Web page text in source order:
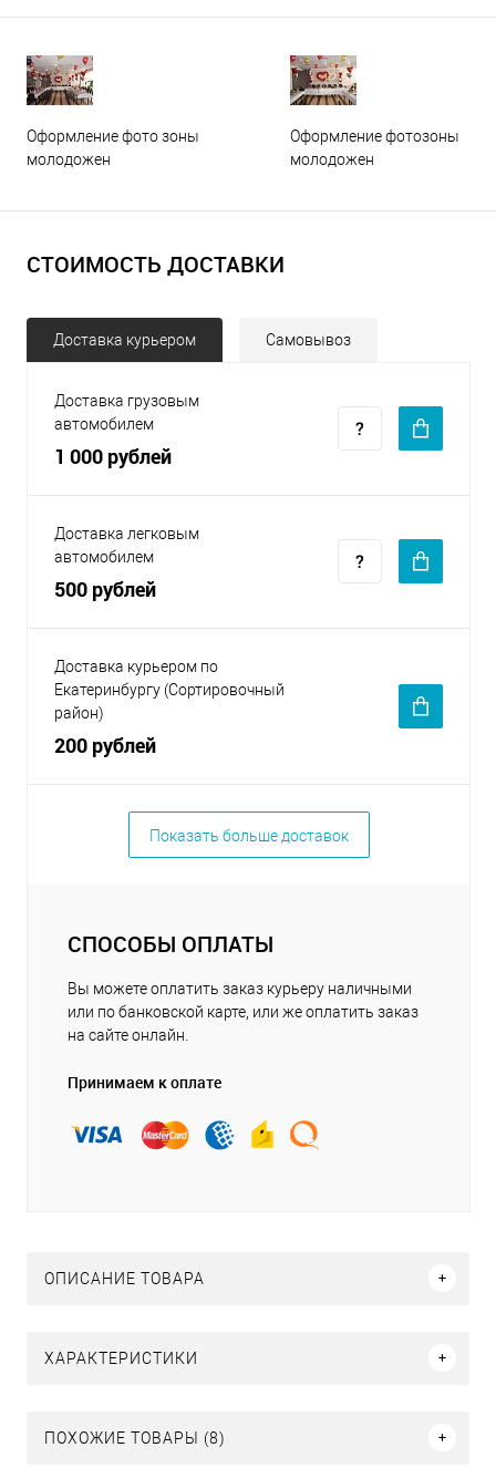
Оформление фото зоны
молодожен
Оформление фотозоны
молодожен
СТОИМОСТЬ ДОСТАВКИ
Доставка курьером Самовывоз
Доставка грузовым
автомобилем
1 000 рублей
Доставка легковым
автомобилем
500 рублей
Доставка курьером по
Екатеринбургу (Сортировочный
район)
200 рублей
Показать больше доставок
СПОСОБЫ ОПЛАТЫ
Вы можете оплатить заказ курьеру наличными
или по банковской карте, или же оплатить заказ
на сайте онлайн.
Принимаем к оплате
ОПИСАНИЕ ТОВАРА
ХАРАКТЕРИСТИКИ
ПОХОЖИЕ ТОВАРЫ (8)